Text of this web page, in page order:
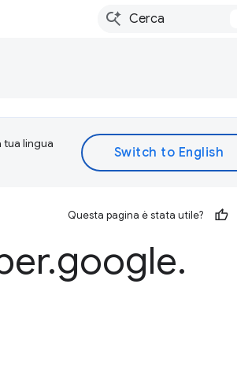
tua lingua
Questa pagina è stata utile?
.google.